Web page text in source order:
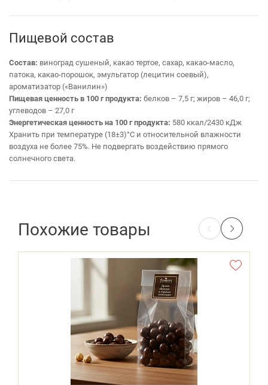
Пищевой состав
Состав: виноград сушеный, какао тертое, сахар, какао-масло,
патока, какао-порошок, эмульгатор (лецитин соевый),
ароматизатор («Ванилин»)
Пищевая ценность в 100 г продукта: белков – 7,5 г; жиров – 46,0 г;
углеводов – 27,0 г
Энергетическая ценность на 100 г продукта: 580 ккал/2430 кДж
Хранить при температуре (18±3)°С и относительной влажности
воздуха не более 75%. Не подвергать воздействию прямого
солнечного света.
Похожие товары